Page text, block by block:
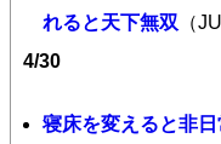
れると天下無双 （
4/30
寝床を変えると非